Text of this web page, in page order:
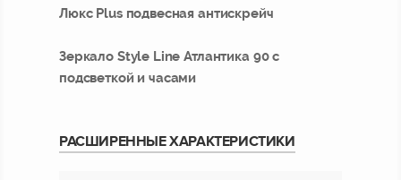
Люкс Plus подвесная антискрейч
Зеркало Style Line Атлантика 90 с
подсветкой и часами
РАСШИРЕННЫЕ ХАРАКТЕРИСТИКИ